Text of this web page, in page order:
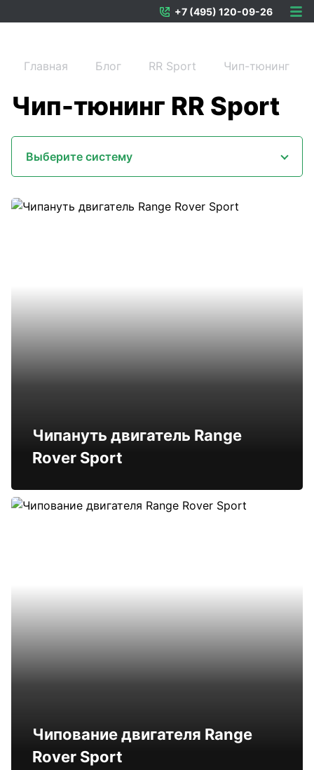
+7 (495) 120-09-26
Главная Блог RR Sport Чип-тюнинг
Чипануть двигатель Range
Rover Sport
Чипование двигателя Range
Rover Sport